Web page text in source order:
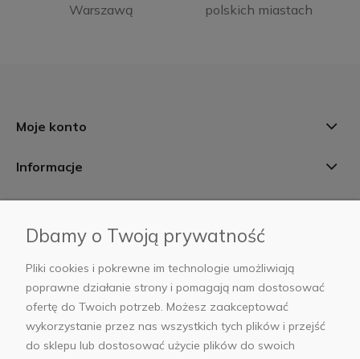
Warszawą
polskich miastach
Moje konto
Informacje
AB Foto
sklep@abfoto.pl
Dbamy o Twoją prywatność
Pliki cookies i pokrewne im technologie umożliwiają
poprawne działanie strony i pomagają nam dostosować
ofertę do Twoich potrzeb. Możesz zaakceptować
wykorzystanie przez nas wszystkich tych plików i przejść
do sklepu lub dostosować użycie plików do swoich